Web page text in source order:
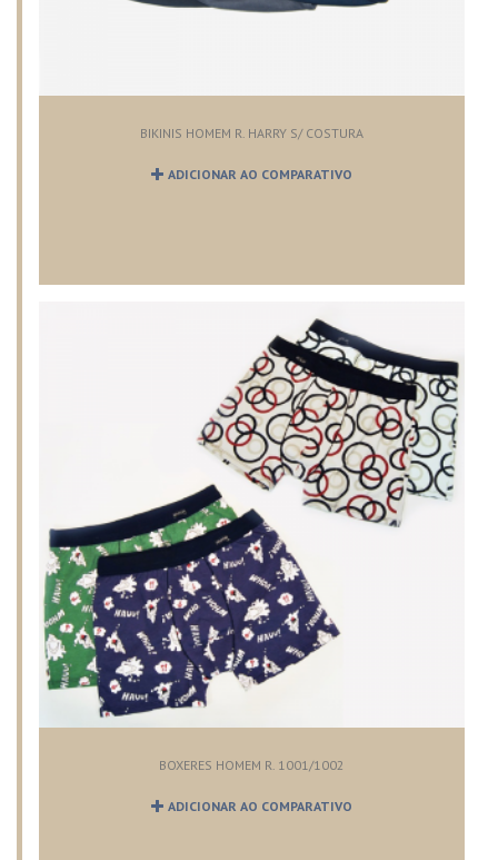
BIKINIS HOMEM R. HARRY S/ COSTURA
ADICIONAR AO COMPARATIVO
BOXERES HOMEM R. 1001/1002
ADICIONAR AO COMPARATIVO